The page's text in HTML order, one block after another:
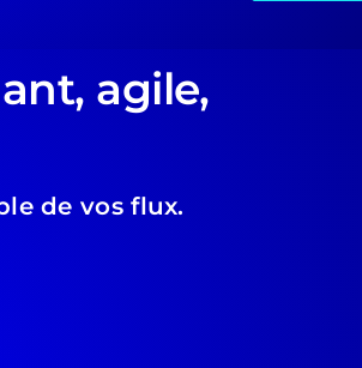
agile,
de vos flux.